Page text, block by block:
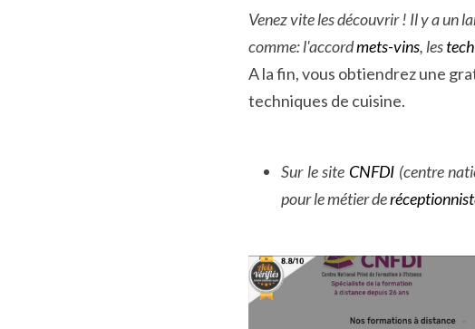
Venez vite les découvrir ! Il y a un
comme: l'accord mets-vins, les
A la fin, vous obtiendrez une
techniques de cuisine.
Sur le site CNFDI (centre
pour le métier de